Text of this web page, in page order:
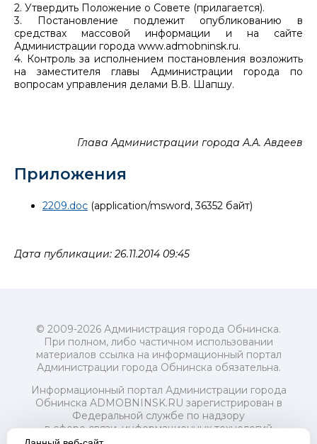
2. Утвердить Положение о Совете (прилагается).
3. Постановление подлежит опубликованию в
средствах массовой информации и на сайте
Администрации города www.admobninsk.ru.
4. Контроль за исполнением постановления возложить
на заместителя главы Администрации города по
вопросам управления делами В.В. Шапшу.
Глава Администрации города А.А. Авдеев
Приложения
2209.doc (application/msword, 36352 байт)
Дата публикации: 26.11.2014 09:45
© 2009-2026 Администрация города Обнинска.
При полном, либо частичном использовании
материалов ссылка на информационный портал
Администрации города Обнинска обязательна.
Информационный портал Администрации города
Обнинска ADMOBNINSK.RU зарегистрирован в
Федеральной службе по надзору
в сфере связи, информационных технологий
и массовых коммуникаций (Роскомнадзор) 24 июля